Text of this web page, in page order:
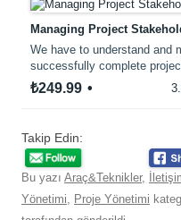
Managing Project
We have to understand and
successfully complete
₺249.99
Takip Edin:
Bu yazı Araç&Teknikler,
Yönetimi
Proje Yönetimi